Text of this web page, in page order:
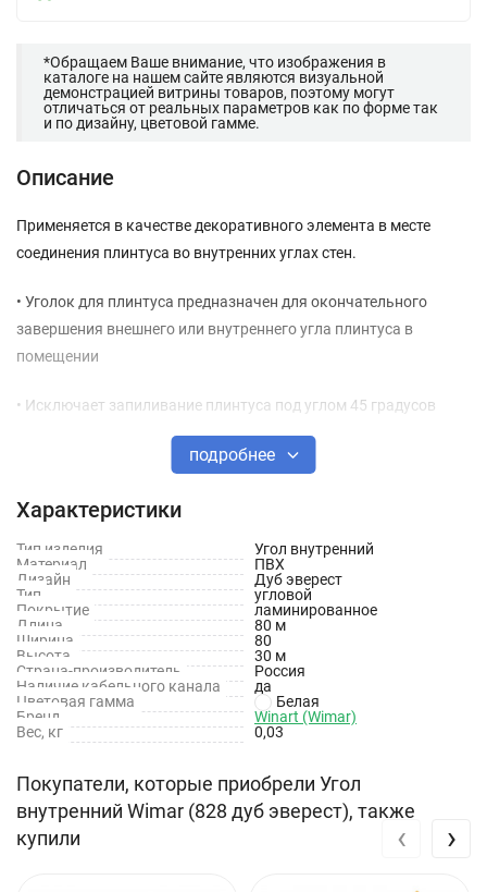
*Обращаем Ваше внимание, что изображения в
каталоге на нашем сайте являются визуальной
демонстрацией витрины товаров, поэтому могут
отличаться от реальных параметров как по форме так
и по дизайну, цветовой гамме.
Описание
Применяется в качестве декоративного элемента в месте
соединения плинтуса во внутренних углах стен.
• Уголок для плинтуса предназначен для окончательного
завершения внешнего или внутреннего угла плинтуса в
помещении
• Исключает запиливание плинтуса под углом 45 градусов
подробнее
Характеристики
Тип изделия
Угол внутренний
Материал
ПВХ
Дизайн
Дуб эверест
Тип
угловой
Покрытие
ламинированное
Длина
80 м
Ширина
80
Высота
30 м
Страна-производитель
Россия
Наличие кабельного канала
да
Цветовая гамма
Белая
Бренд
Winart (Wimar)
Вес, кг
0,03
Покупатели, которые приобрели Угол
внутренний Wimar (828 дуб эверест), также
купили
‹ ›